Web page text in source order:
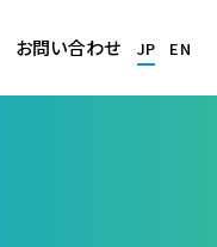
お問い合わせ JP EN